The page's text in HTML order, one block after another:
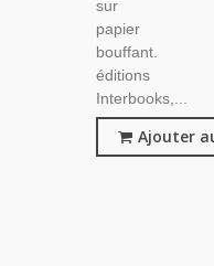
sur
papier
bouffant.
éditions
Interbooks,...
Ajouter